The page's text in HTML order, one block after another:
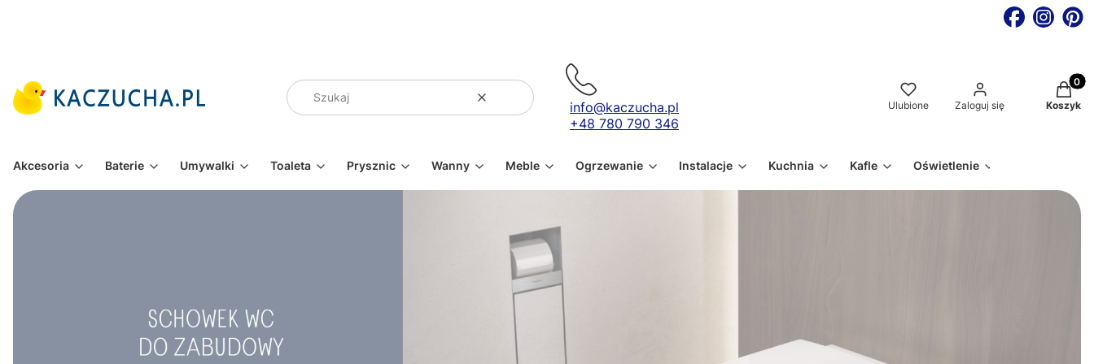
WyczyśćSzukaj
info@kaczucha.pl
+48 780 790 346
Ulubione Zaloguj się Koszyk
Akcesoria Baterie Umywalki Toaleta Prysznic Wanny Meble Ogrzewanie Instalacje Kuchnia Kafle Oświetlenie